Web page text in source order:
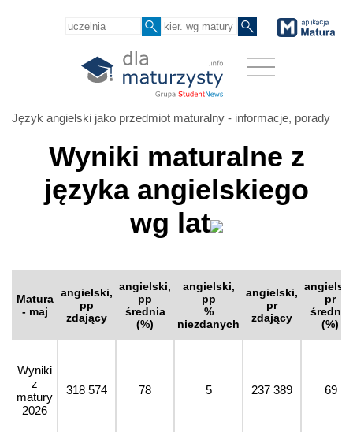
Język angielski jako przedmiot maturalny - informacje, porady
Wyniki maturalne z
języka angielskiego
wg lat
Matura
- maj
angielski,
pp
zdający
angielski,
pp
średnia
(%)
angielski,
pp
%
niezdanych
angielski,
pr
zdający
pr
średnia
(%)
Wyniki
z
matury
2026
318 574 78 5 237 389 69